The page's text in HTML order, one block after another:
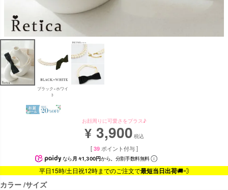
ブラック×ホワイ
ト
お顔周りに可愛さをプラス♪
¥ 3,900 税込
[ 39 ポイント付与 ]
なら 月々1,300円から。分割手数料無料
平日15時/土日祝12時までのご注文で最短当日出荷🚚💨
カラー サイズ